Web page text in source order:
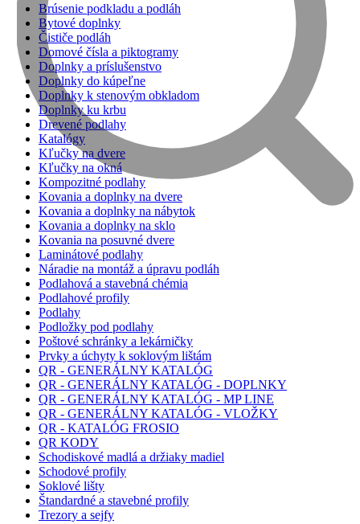
Brúsenie podkladu a podláh
Bytové doplnky
Čističe podláh
Domové čísla a piktogramy
Doplnky a príslušenstvo
Doplnky do kúpeľne
Doplnky k stenovým obkladom
Doplnky ku krbu
Drevené podlahy
Katalógy
Kľučky na dvere
Kľučky na okná
Kompozitné podlahy
Kovania a doplnky na dvere
Kovania a doplnky na nábytok
Kovania a doplnky na sklo
Kovania na posuvné dvere
Laminátové podlahy
Náradie na montáž a úpravu podláh
Podlahová a stavebná chémia
Podlahové profily
Podlahy
Podložky pod podlahy
Poštové schránky a lekárničky
Prvky a úchyty k soklovým lištám
QR - GENERÁLNY KATALÓG
QR - GENERÁLNY KATALÓG - DOPLNKY
QR - GENERÁLNY KATALÓG - MP LINE
QR - GENERÁLNY KATALÓG - VLOŽKY
QR - KATALÓG FROSIO
QR KODY
Schodiskové madlá a držiaky madiel
Schodové profily
Soklové lišty
Štandardné a stavebné profily
Trezory a sejfy